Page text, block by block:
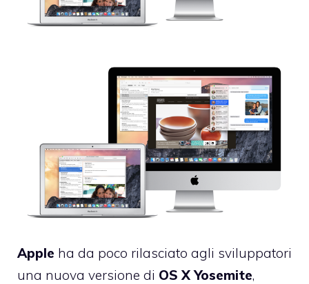
Apple ha da poco rilasciato agli sviluppatori
una nuova versione di OS X Yosemite,